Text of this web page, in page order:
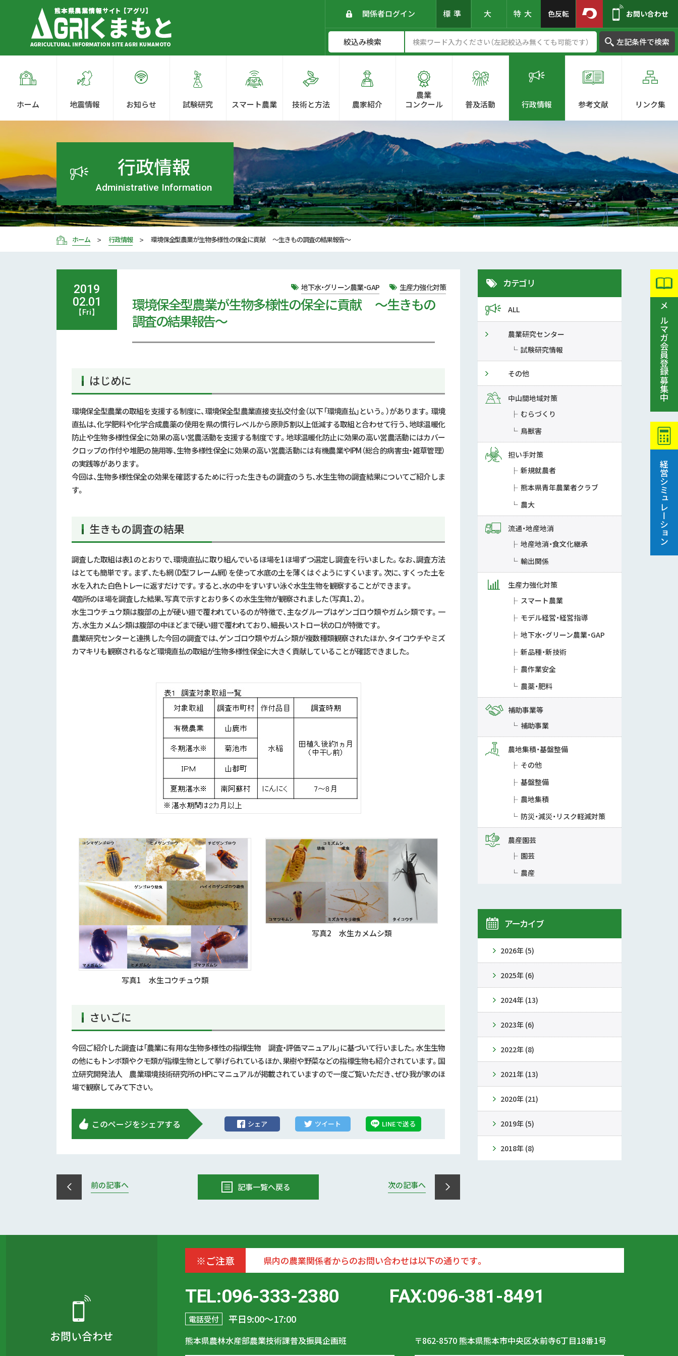
関係者ログイン 標準 大 特大 色反転 お問い合わせ
左記条件で検索
ホーム 地震情報 お知らせ 試験研究 スマート農業 技術と方法 農家紹介
農業
コンクール
普及活動 行政情報 参考文献 リンク集
行政情報
Administrative Information
ホーム 行政情報 環境保全型農業が生物多様性の保全に貢献 ～生きもの調査の結果報告～
メルマガ会員登録募集中
経営シミュレーション
2019
02.01
【Fri】
環境保全型農業が生物多様性の保全に貢献 ～生きもの
調査の結果報告～
はじめに
環境保全型農業の取組を支援する制度に、環境保全型農業直接支払交付金（以下「環境直払」という。）があります。環境
直払は、化学肥料や化学合成農薬の使用を県の慣行レベルから原則5割以上低減する取組と合わせて行う、地球温暖化
防止や生物多様性保全に効果の高い営農活動を支援する制度です。地球温暖化防止に効果の高い営農活動にはカバー
クロップの作付や堆肥の施用等、生物多様性保全に効果の高い営農活動には有機農業やIPM（総合的病害虫・雑草管理）
の実践等があります。
今回は、生物多様性保全の効果を確認するために行った生きもの調査のうち、水生生物の調査結果についてご紹介しま
す。
生きもの調査の結果
調査した取組は表1のとおりで、環境直払に取り組んでいるほ場を1ほ場ずつ選定し調査を行いました。なお、調査方法
はとても簡単です。まず、たも網（D型フレーム網）を使って水底の土を薄くはぐようにすくいます。次に、すくった土を
水を入れた白色トレーに返すだけです。すると、水の中をすいすい泳ぐ水生生物を観察することができます。
4箇所のほ場を調査した結果、写真で示すとおり多くの水生生物が観察されました（写真1、2）。
水生コウチュウ類は腹部の上が硬い翅で覆われているのが特徴で、主なグループはゲンゴロウ類やガムシ類です。一
方、水生カメムシ類は腹部の中ほどまで硬い翅で覆われており、細長いストロー状の口が特徴です。
農業研究センターと連携した今回の調査では、ゲンゴロウ類やガムシ類が複数種類観察されたほか、タイコウチやミズ
カマキリも観察されるなど環境直払の取組が生物多様性保全に大きく貢献していることが確認できました。
写真1 水生コウチュウ類
写真2 水生カメムシ類
さいごに
今回ご紹介した調査は「農業に有用な生物多様性の指標生物 調査・評価マニュアル」に基づいて行いました。水生生物
の他にもトンボ類やクモ類が指標生物として挙げられているほか、果樹や野菜などの指標生物も紹介されています。国
立研究開発法人 農業環境技術研究所のHPにマニュアルが掲載されていますので一度ご覧いただき、ぜひ我が家のほ
場で観察してみて下さい。
このページをシェアする シェア ツイート LINEで送る
地下水・グリーン農業・GAP 生産力強化対策
前の記事へ 次の記事へ
記事一覧へ戻る
カテゴリ
ALL
農業研究センター
試験研究情報
その他
中山間地域対策
むらづくり
鳥獣害
担い手対策
新規就農者
熊本県青年農業者クラブ
農大
流通・地産地消
地産地消・食文化継承
輸出関係
生産力強化対策
スマート農業
モデル経営・経営指導
地下水・グリーン農業・GAP
新品種・新技術
農作業安全
農薬・肥料
補助事業等
補助事業
農地集積・基盤整備
その他
基盤整備
農地集積
防災・減災・リスク軽減対策
農産園芸
園芸
農産
アーカイブ
2026年 (5)
2025年 (6)
2024年 (13)
2023年 (6)
2022年 (8)
2021年 (13)
2020年 (21)
2019年 (5)
2018年 (8)
お問い合わせ
※ご注意 県内の農業関係者からのお問い合わせは以下の通りです。
TEL:096-333-2380
電話受付 平日9:00〜17:00
FAX:096-381-8491
熊本県農林水産部農業技術課普及振興企画班 〒862-8570熊本県熊本市中央区水前寺6丁目18番1号